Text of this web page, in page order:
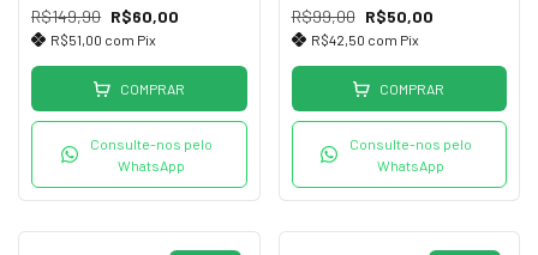
R$149,90 R$60,00
R$51,00 com Pix
COMPRAR
Consulte-nos pelo
WhatsApp
R$99,00 R$50,00
R$42,50 com Pix
COMPRAR
Consulte-nos pelo
WhatsApp